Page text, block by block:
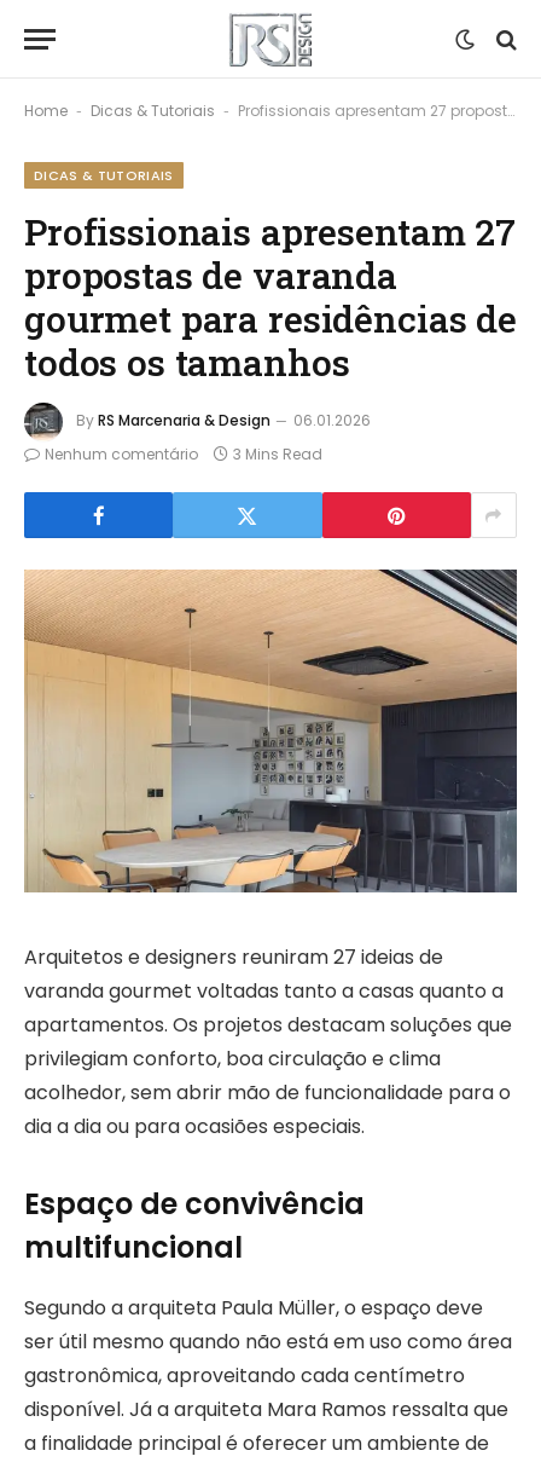
Home - Dicas & Tutoriais - Profissionais apresentam 27 propostas de varanda gourmet para residências de todos os tamanhos
DICAS & TUTORIAIS
Profissionais apresentam 27
propostas de varanda
gourmet para residências de
todos os tamanhos
ByRS Marcenaria & Design
06.01.2026
Nenhum comentário
3 Mins Read
Arquitetos e designers reuniram 27 ideias de
varanda gourmet voltadas tanto a casas quanto a
apartamentos. Os projetos destacam soluções que
privilegiam conforto, boa circulação e clima
acolhedor, sem abrir mão de funcionalidade para o
dia a dia ou para ocasiões especiais.
Espaço de convivência
multifuncional
Segundo a arquiteta Paula Müller, o espaço deve
ser útil mesmo quando não está em uso como área
gastronômica, aproveitando cada centímetro
disponível. Já a arquiteta Mara Ramos ressalta que
a finalidade principal é oferecer um ambiente de